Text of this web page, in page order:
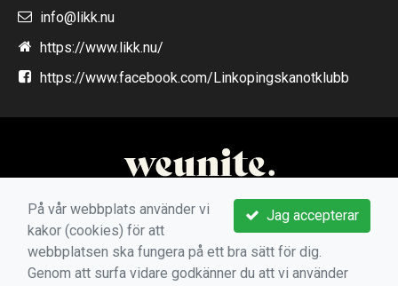
info@likk.nu
https://www.likk.nu/
https://www.facebook.com/Linkopingskanotklubb
Jag accepterar
På vår webbplats använder vi
kakor (cookies) för att
webbplatsen ska fungera på ett bra sätt för dig.
Genom att surfa vidare godkänner du att vi använder